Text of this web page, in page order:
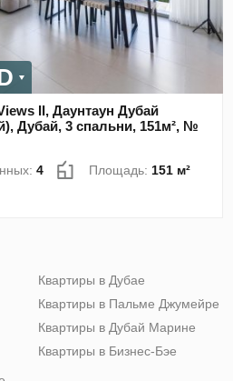
II, Даунтаун Дубай
Дубай, 3 спальни, 151м², №
4 Площадь: 151 м²
Квартиры в Дубае
Квартиры в Пальме Джумейре
Квартиры в Дубай Марине
Квартиры в Бизнес-Бэе